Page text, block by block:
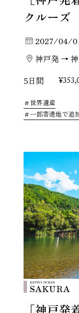
クルーズ
2027/04/
神戸発 →
5日間
世界遺産
一部寄港地で追
［神戸